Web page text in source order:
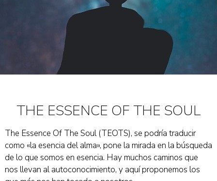
THE ESSENCE OF THE SOUL
The Essence Of The Soul (TEOTS), se podría traducir
como «la esencia del alma», pone la mirada en la búsqueda
de lo que somos en esencia. Hay muchos caminos que
nos llevan al autoconocimiento, y aquí proponemos los